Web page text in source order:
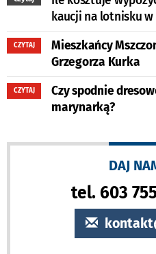
kaucji na lotnisku w
CZYTAJ
Mieszkańcy
Grzegorza Kurka
CZYTAJ
Czy spodnie
marynarką?
DAJ
tel. 603